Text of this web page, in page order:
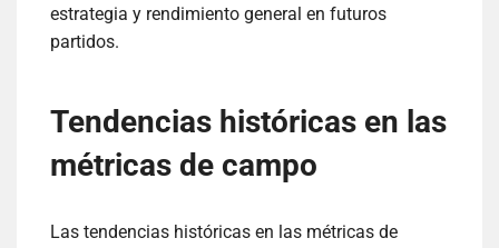
estrategia y rendimiento general en futuros
partidos.
Tendencias históricas en las
métricas de campo
Las tendencias históricas en las métricas de